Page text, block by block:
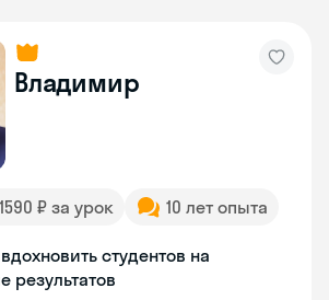
Владимир
₽ за урок 10 лет опыта
студентов на
результатов